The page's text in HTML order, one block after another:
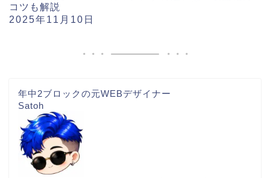
コツも解説
2025年11月10日
年中2ブロックの元WEBデザイナー
Satoh